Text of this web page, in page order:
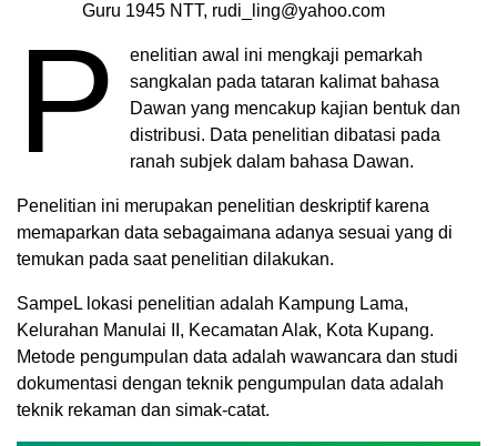
Guru 1945 NTT, rudi_ling@yahoo.com
P
enelitian awal ini mengkaji pemarkah
sangkalan pada tataran kalimat bahasa
Dawan yang mencakup kajian bentuk dan
distribusi. Data penelitian dibatasi pada
ranah subjek dalam bahasa Dawan.
Penelitian ini merupakan penelitian deskriptif karena
memaparkan data sebagaimana adanya sesuai yang di
temukan pada saat penelitian dilakukan.
SampeL lokasi penelitian adalah Kampung Lama,
Kelurahan Manulai II, Kecamatan Alak, Kota Kupang.
Metode pengumpulan data adalah wawancara dan studi
dokumentasi dengan teknik pengumpulan data adalah
teknik rekaman dan simak-catat.